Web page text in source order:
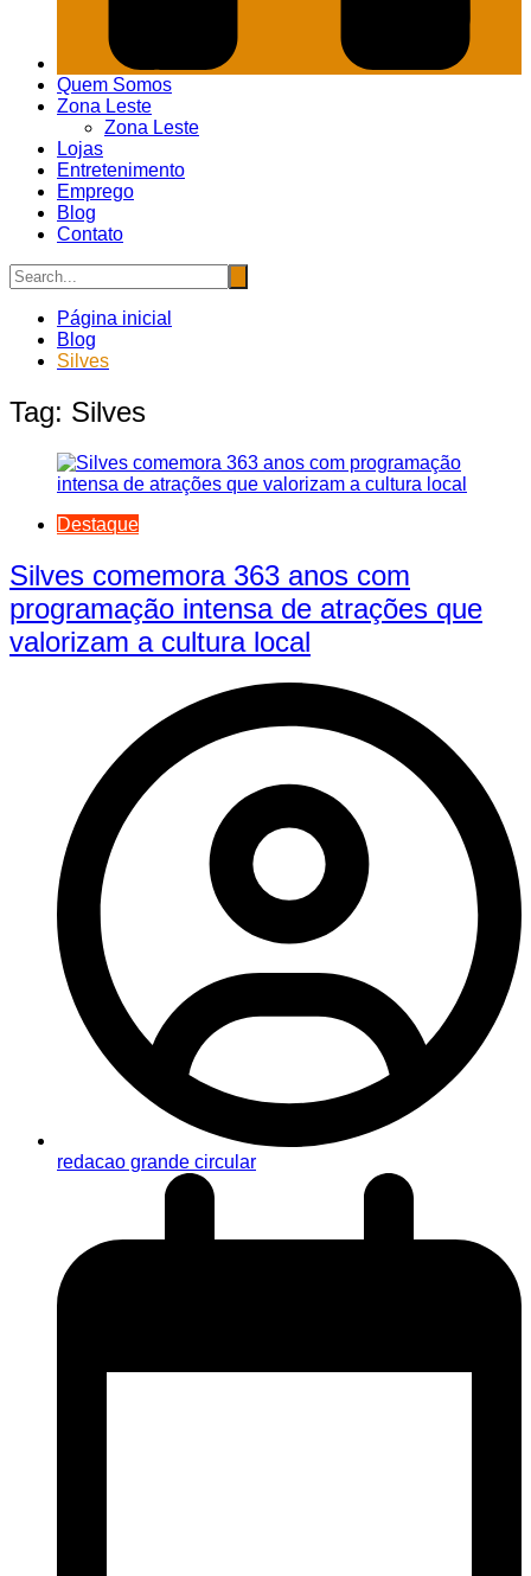
Quem Somos
Zona Leste
Zona Leste
Lojas
Entretenimento
Emprego
Blog
Contato
Página inicial
Blog
Silves
Tag: Silves
Destaque
Silves comemora 363 anos com
programação intensa de atrações que
valorizam a cultura local
redacao grande circular